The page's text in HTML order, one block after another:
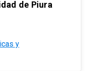
de Piura
y